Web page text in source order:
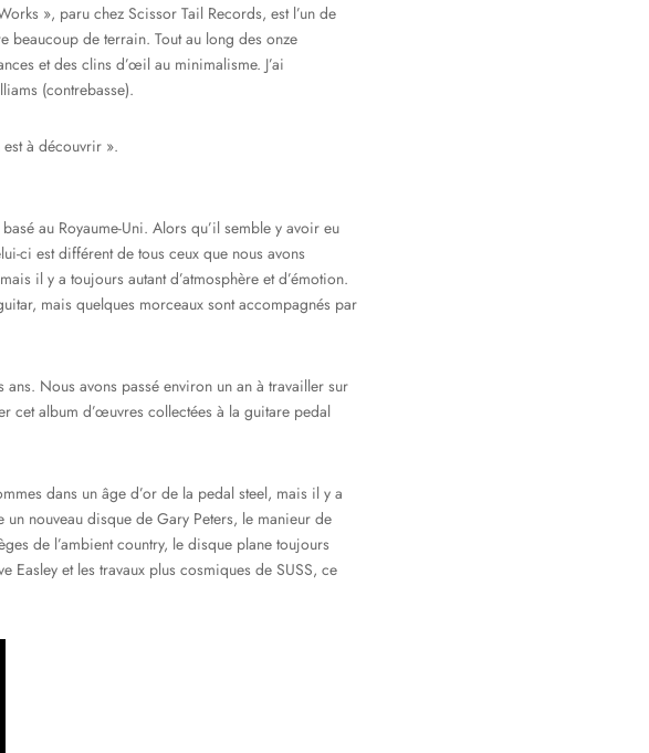
», paru chez Scissor Tail Records, est l’un de
beaucoup de terrain. Tout au long des onze
et des clins d’œil au minimalisme. J’ai
(contrebasse).
à découvrir ».
au Royaume-Uni. Alors qu’il semble y avoir eu
ci est différent de tous ceux que nous avons
il y a toujours autant d’atmosphère et d’émotion.
mais quelques morceaux sont accompagnés par
Nous avons passé environ un an à travailler sur
cet album d’œuvres collectées à la guitare pedal
dans un âge d’or de la pedal steel, mais il y a
nouveau disque de Gary Peters, le manieur de
de l’ambient country, le disque plane toujours
Easley et les travaux plus cosmiques de SUSS, ce